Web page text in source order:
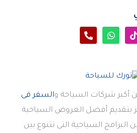
أكبر شركات السياحة والسفر فى
بتقديم أفضل العروض السياحية
السياحية التى تتنوع بين